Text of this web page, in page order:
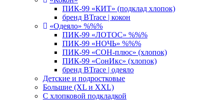
ПИК-99 «КИТ» (подклад хлопок)
бренд BTrace | кокон
«Одеяло» %%%
ПИК-99 «ЛОТОС» %%%
ПИК-99 «НОЧЬ» %%%
ПИК-99 «СОН-плюс» (хлопок)
ПИК-99 «СонИкс» (хлопок)
бренд BTrace | одеяло
Детские и подростковые
Большие (XL и XXL)
С хлопковой подкладкой